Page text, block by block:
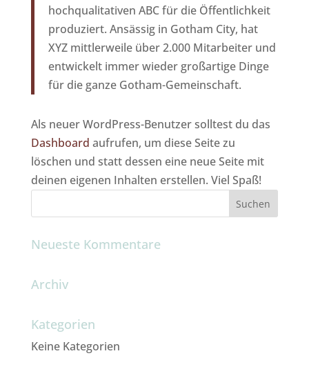
hochqualitativen ABC für die Öffentlichkeit
produziert. Ansässig in Gotham City, hat
XYZ mittlerweile über 2.000 Mitarbeiter und
entwickelt immer wieder großartige Dinge
für die ganze Gotham-Gemeinschaft.
Als neuer WordPress-Benutzer solltest du das
Dashboard aufrufen, um diese Seite zu
löschen und statt dessen eine neue Seite mit
deinen eigenen Inhalten erstellen. Viel Spaß!
Neueste Kommentare
Archiv
Kategorien
Keine Kategorien